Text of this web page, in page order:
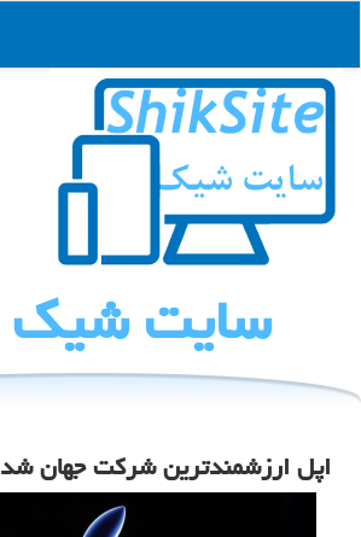
سایت شیك
اپل ارزشمندترین شركت جهان شد